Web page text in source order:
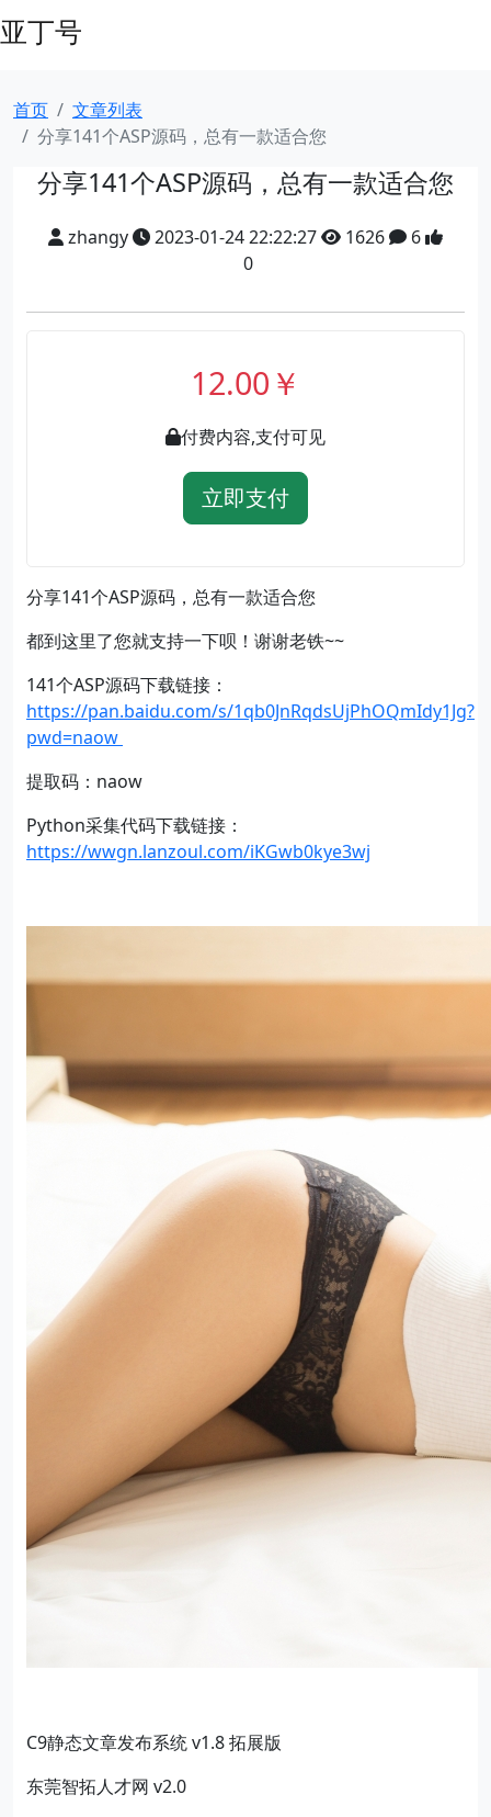
亚丁号
首页
文章列表
分享141个ASP源码，总有一款适合您
分享141个ASP源码，总有一款适合您
zhangy 2023-01-24 22:22:27 1626
6
0
12.00￥
付费内容,支付可见
立即支付
分享141个ASP源码，总有一款适合您
都到这里了您就支持一下呗！谢谢老铁~~
141个ASP源码下载链接：
https://pan.baidu.com/s/1qb0JnRqdsUjPhOQmIdy1Jg?
pwd=naow
提取码：naow
Python采集代码下载链接：
https://wwgn.lanzoul.com/iKGwb0kye3wj
C9静态文章发布系统 v1.8 拓展版
东莞智拓人才网 v2.0